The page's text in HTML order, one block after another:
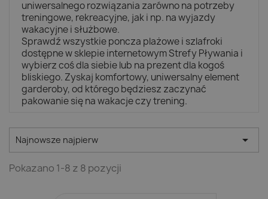
uniwersalnego rozwiązania zarówno na potrzeby
treningowe, rekreacyjne, jak i np. na wyjazdy
wakacyjne i służbowe.
Sprawdź wszystkie poncza plażowe i szlafroki
dostępne w sklepie internetowym Strefy Pływania i
wybierz coś dla siebie lub na prezent dla kogoś
bliskiego. Zyskaj komfortowy, uniwersalny element
garderoby, od którego będziesz zaczynać
pakowanie się na wakacje czy trening.
Najnowsze najpierw 
Pokazano 1-8 z 8 pozycji